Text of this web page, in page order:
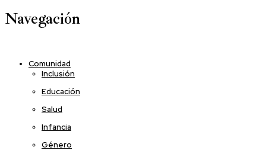
Navegación
Comunidad
Inclusión
Educación
Salud
Infancia
Género